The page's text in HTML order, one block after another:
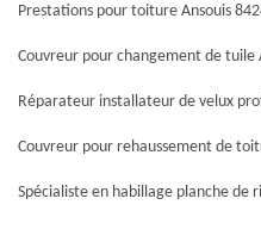
Prestations pour toiture Ansouis
Couvreur pour changement de tuile
Réparateur installateur de velux
Couvreur pour rehaussement de
Spécialiste en habillage planche de